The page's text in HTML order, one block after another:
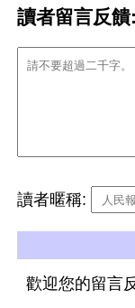
讀者留言反饋:
讀者暱稱:
歡迎您的留言